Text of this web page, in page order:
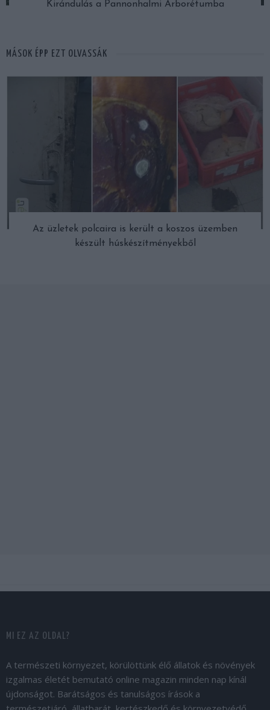
Kirándulás a Pannonhalmi Arborétumba
MÁSOK ÉPP EZT OLVASSÁK
Az üzletek polcaira is került a koszos üzemben
készült húskészítményekből
MI EZ AZ OLDAL?
A természeti környezet, körülöttünk élő állatok és növények
izgalmas életét bemutató online magazin minden nap kínál
újdonságot. Barátságos és tanulságos írások a